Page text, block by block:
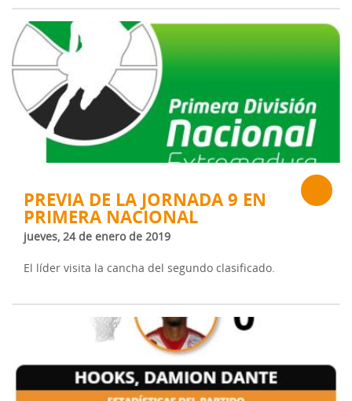
PREVIA DE LA JORNADA 9 EN
PRIMERA NACIONAL
jueves, 24 de enero de 2019
El líder visita la cancha del segundo clasificado.